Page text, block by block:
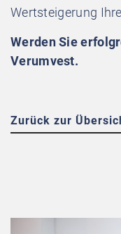
Wertsteigerung
Werden Sie
Verumvest.
Zurück zur